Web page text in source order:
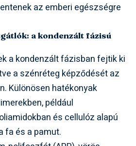
az emberi egészségre
a kondenzált fázisú
a kondenzált fázisban fejtik ki
a szénréteg képződését az
Különösen hatékonyak
például
és cellulóz alapú
fa és a pamut.